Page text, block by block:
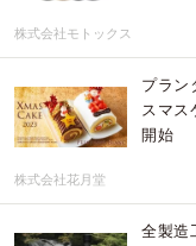
株式会社モトックス
プラン
スマス
開始
株式会社花月堂
全製造